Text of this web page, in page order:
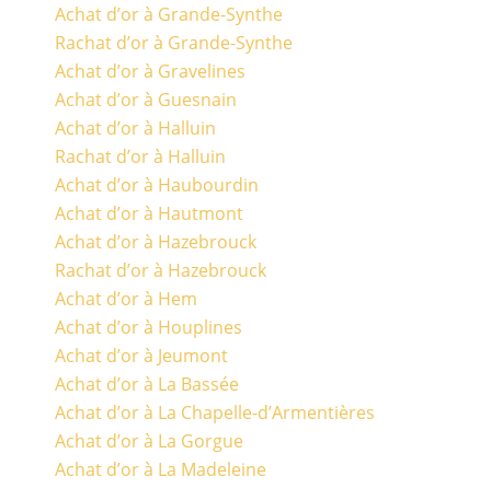
Achat d’or à Grande-Synthe
Rachat d’or à Grande-Synthe
Achat d’or à Gravelines
Achat d’or à Guesnain
Achat d’or à Halluin
Rachat d’or à Halluin
Achat d’or à Haubourdin
Achat d’or à Hautmont
Achat d’or à Hazebrouck
Rachat d’or à Hazebrouck
Achat d’or à Hem
Achat d’or à Houplines
Achat d’or à Jeumont
Achat d’or à La Bassée
Achat d’or à La Chapelle-d’Armentières
Achat d’or à La Gorgue
Achat d’or à La Madeleine